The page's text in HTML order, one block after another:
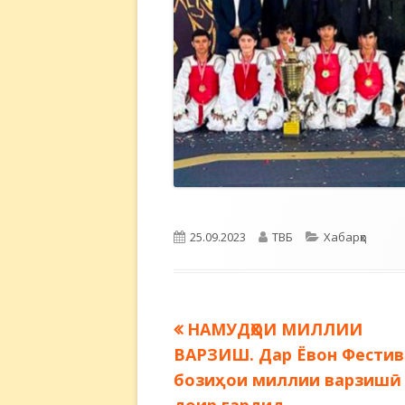
Опубликовано
25.09.2023 Автор
ТВБ Рубрики
Хабарҳо
Навигация
по
Предыдущая
запись:
НАМУДҲОИ МИЛЛИИ
ВАРЗИШ. Дар Ёвон
бозиҳои миллии варзишӣ